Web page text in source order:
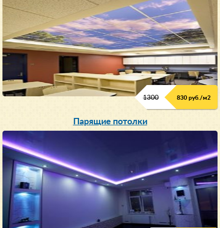
1300 830 руб./м2
Парящие потолки